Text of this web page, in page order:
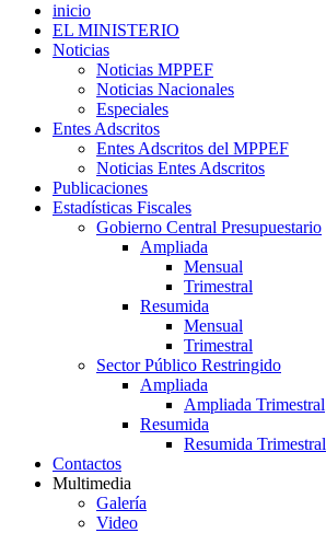
inicio
EL MINISTERIO
Noticias
Noticias MPPEF
Noticias Nacionales
Especiales
Entes Adscritos
Entes Adscritos del MPPEF
Noticias Entes Adscritos
Publicaciones
Estadísticas Fiscales
Gobierno Central Presupuestario
Ampliada
Mensual
Trimestral
Resumida
Mensual
Trimestral
Sector Público Restringido
Ampliada
Ampliada Trimestral
Resumida
Resumida Trimestral
Contactos
Multimedia
Galería
Video